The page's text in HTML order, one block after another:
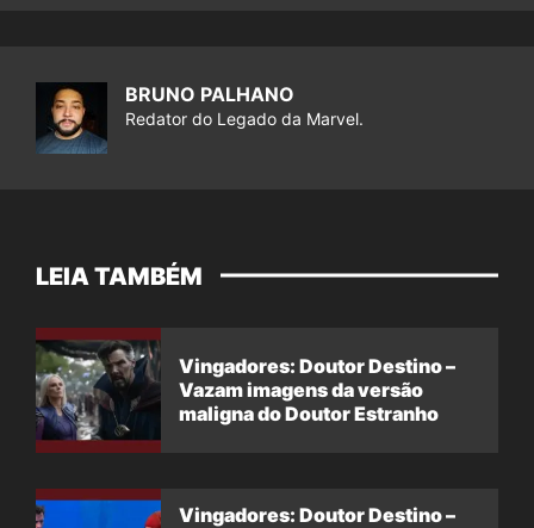
BRUNO PALHANO
Redator do Legado da Marvel.
LEIA TAMBÉM
Vingadores: Doutor Destino –
Vazam imagens da versão
maligna do Doutor Estranho
Vingadores: Doutor Destino –